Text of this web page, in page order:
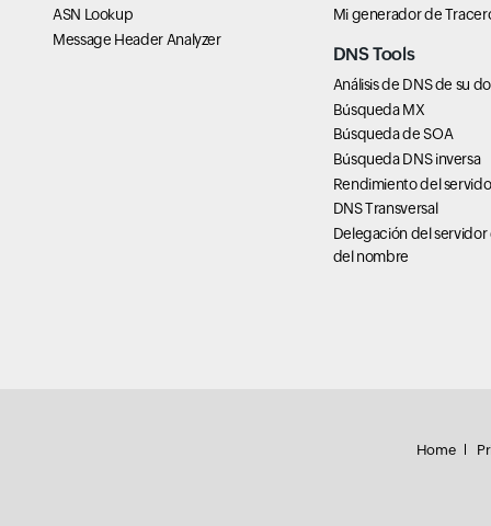
ASN Lookup
Message Header Analyzer
Mi generador de
DNS Tools
Análisis de DNS de su
Búsqueda MX
Búsqueda de SOA
Búsqueda DNS inversa
Rendimiento del
DNS Transversal
Delegación del
del nombre
Home